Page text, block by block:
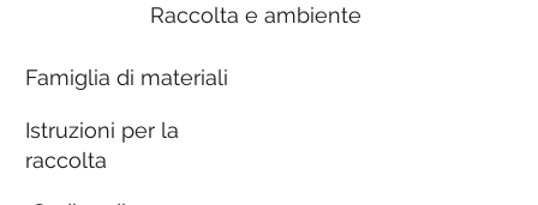
Raccolta e ambiente
Famiglia di materiali
Istruzioni per la
raccolta